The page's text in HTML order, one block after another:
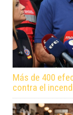
Más de 400
contra el